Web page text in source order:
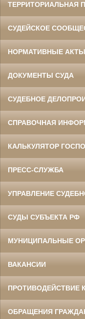
ТЕРРИТОРИАЛЬНАЯ
СУДЕЙСКОЕ
НОРМАТИВНЫЕ АКТЫ
ДОКУМЕНТЫ СУДА
СУДЕБНОЕ
СПРАВОЧНАЯ
КАЛЬКУЛЯТОР
ПРЕСС-СЛУЖБА
УПРАВЛЕНИЕ
СУДЫ СУБЪЕКТА РФ
МУНИЦИПАЛЬНЫЕ
ВАКАНСИИ
ПРОТИВОДЕЙСТВИЕ
ОБРАЩЕНИЯ